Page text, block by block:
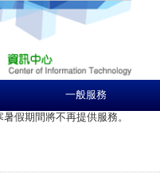
一般服務
假期間將不再提供服務。